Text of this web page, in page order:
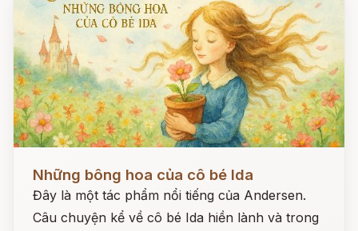
Những bông hoa của cô bé Ida
Đây là một tác phẩm nổi tiếng của Andersen.
Câu chuyện kể về cô bé Ida hiền lành và trong